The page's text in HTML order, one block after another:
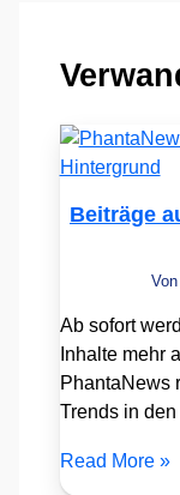
Beiträge
Von
Ab sofort
Inhalte mehr
PhantaNews
Trends in
Read More »